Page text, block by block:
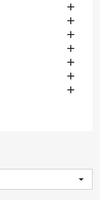







